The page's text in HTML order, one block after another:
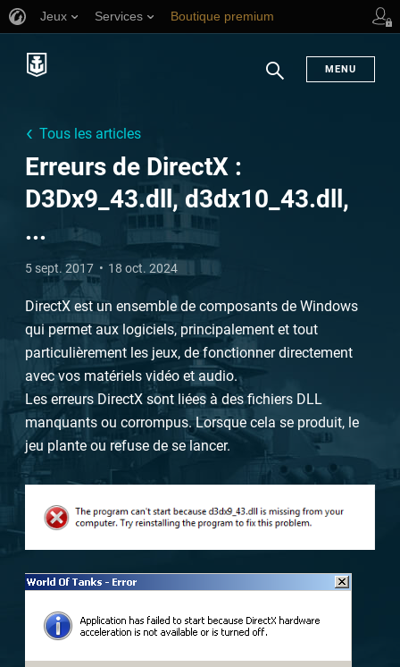
Jeux Services Boutique premium
Chercher
MENU
Tous les articles
Erreurs de DirectX :
D3Dx9_43.dll, d3dx10_43.dll,
...
5 sept. 2017 18 oct. 2024
DirectX est un ensemble de composants de Windows
qui permet aux logiciels, principalement et tout
particulièrement les jeux, de fonctionner directement
avec vos matériels vidéo et audio.
Les erreurs DirectX sont liées à des fichiers DLL
manquants ou corrompus. Lorsque cela se produit, le
jeu plante ou refuse de se lancer.